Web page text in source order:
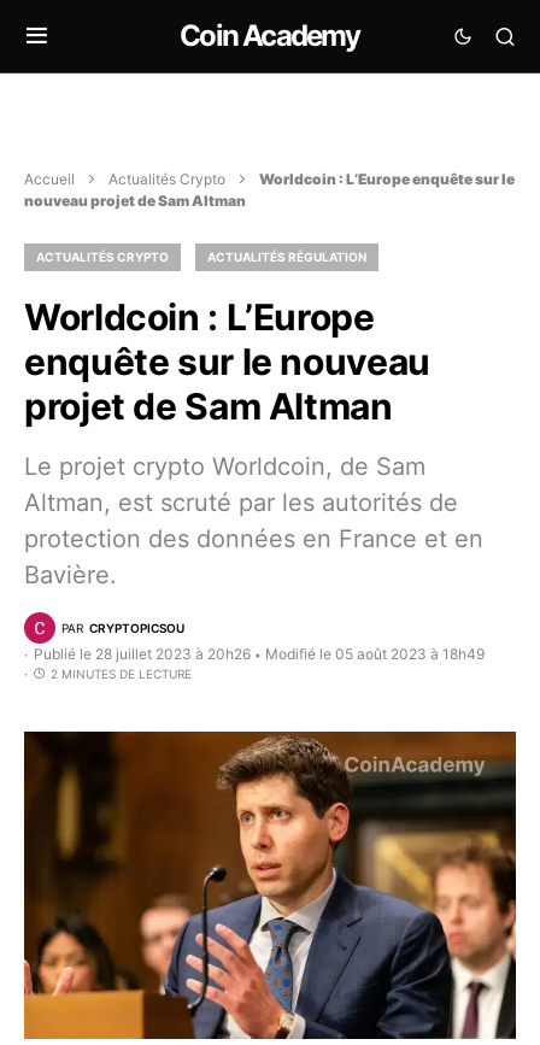
Coin Academy
Accueil Actualités Crypto
Worldcoin : L’Europe enquête sur le
nouveau projet de Sam Altman
ACTUALITÉS CRYPTO ACTUALITÉS RÉGULATION
Worldcoin : L’Europe
enquête sur le nouveau
projet de Sam Altman
Le projet crypto Worldcoin, de Sam
Altman, est scruté par les autorités de
protection des données en France et en
Bavière.
PAR CRYPTOPICSOU
Publié le 28 juillet 2023 à 20h26 • Modifié le 05 août 2023 à 18h49
2 MINUTES DE LECTURE